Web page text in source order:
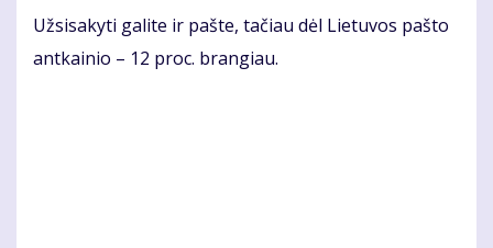
Užsisakyti galite ir pašte, tačiau dėl Lietuvos pašto
antkainio – 12 proc. brangiau.